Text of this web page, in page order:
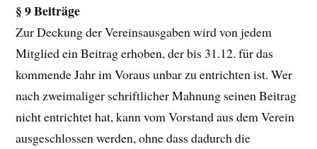
§ 9 Beiträge
Zur Deckung der Vereinsausgaben wird von jedem
Mitglied ein Beitrag erhoben, der bis 31.12. für das
kommende Jahr im Voraus unbar zu entrichten ist. Wer
nach zweimaliger schriftlicher Mahnung seinen Beitrag
nicht entrichtet hat, kann vom Vorstand aus dem Verein
ausgeschlossen werden, ohne dass dadurch die